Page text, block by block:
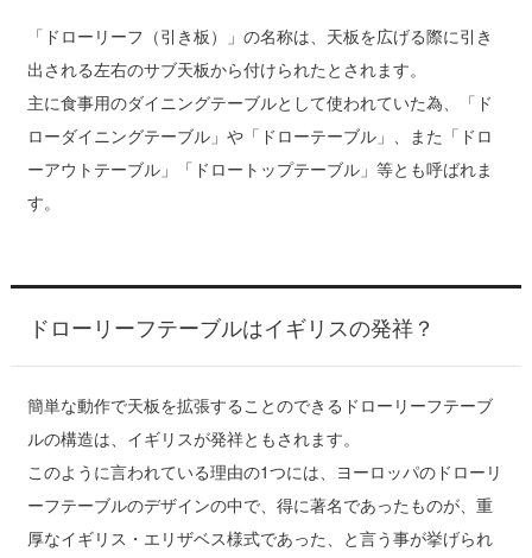
「ドローリーフ（引き板）」の名称は、天板を広げる際に引き
出される左右のサブ天板から付けられたとされます。
主に食事用のダイニングテーブルとして使われていた為、「ド
ローダイニングテーブル」や「ドローテーブル」、また「ドロ
ーアウトテーブル」「ドロートップテーブル」等とも呼ばれま
す。
ドローリーフテーブルはイギリスの発祥？
簡単な動作で天板を拡張することのできるドローリーフテーブ
ルの構造は、イギリスが発祥ともされます。
このように言われている理由の1つには、ヨーロッパのドローリ
ーフテーブルのデザインの中で、得に著名であったものが、重
厚なイギリス・エリザベス様式であった、と言う事が挙げられ